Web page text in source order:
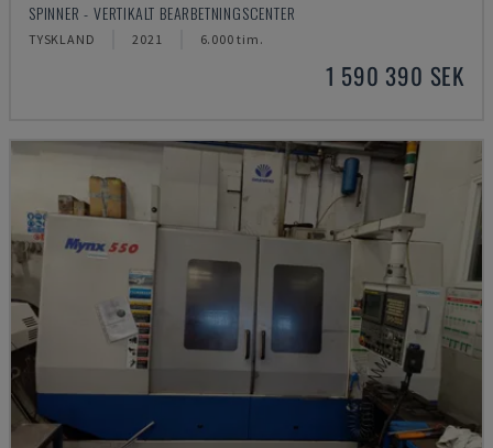
SPINNER - VERTIKALT BEARBETNINGSCENTER
TYSKLAND 2021 6.000 tim.
1 590 390 SEK